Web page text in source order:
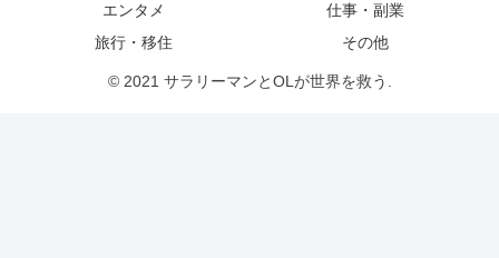
エンタメ
仕事・副業
旅行・移住
その他
© 2021 サラリーマンとOLが世界を救う.